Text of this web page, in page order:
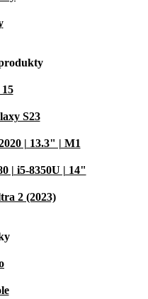
S23
| 13.3" | M1
| i5-8350U | 14"
2 (2023)